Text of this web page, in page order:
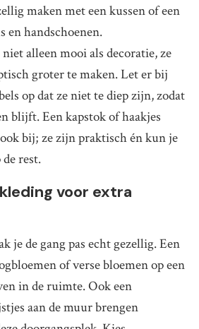
maken met een kussen of een
en handschoenen.
alleen mooi als decoratie, ze
groter te maken. Let er bij
op dat ze niet te diep zijn, zodat
blijft. Een kapstok of haakjes
bij; ze zijn praktisch én kun je
rest.
voor extra
je de gang pas echt gezellig. Een
of verse bloemen op een
in de ruimte. Ook een
aan de muur brengen